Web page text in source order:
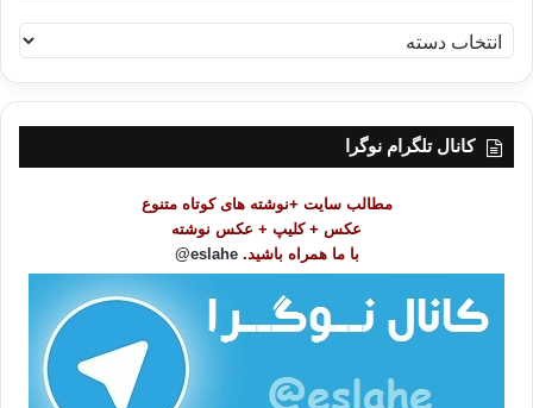
ه
ر
کانال تلگرام نوگرا
مطالب سایت +نوشته های کوتاه متنوع
عکس + کلیپ + عکس نوشته
با ما همراه باشید. eslahe@